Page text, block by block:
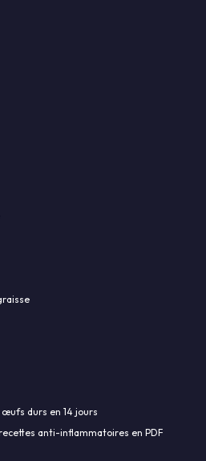
durs en 14 jours
anti-inflammatoires en PDF